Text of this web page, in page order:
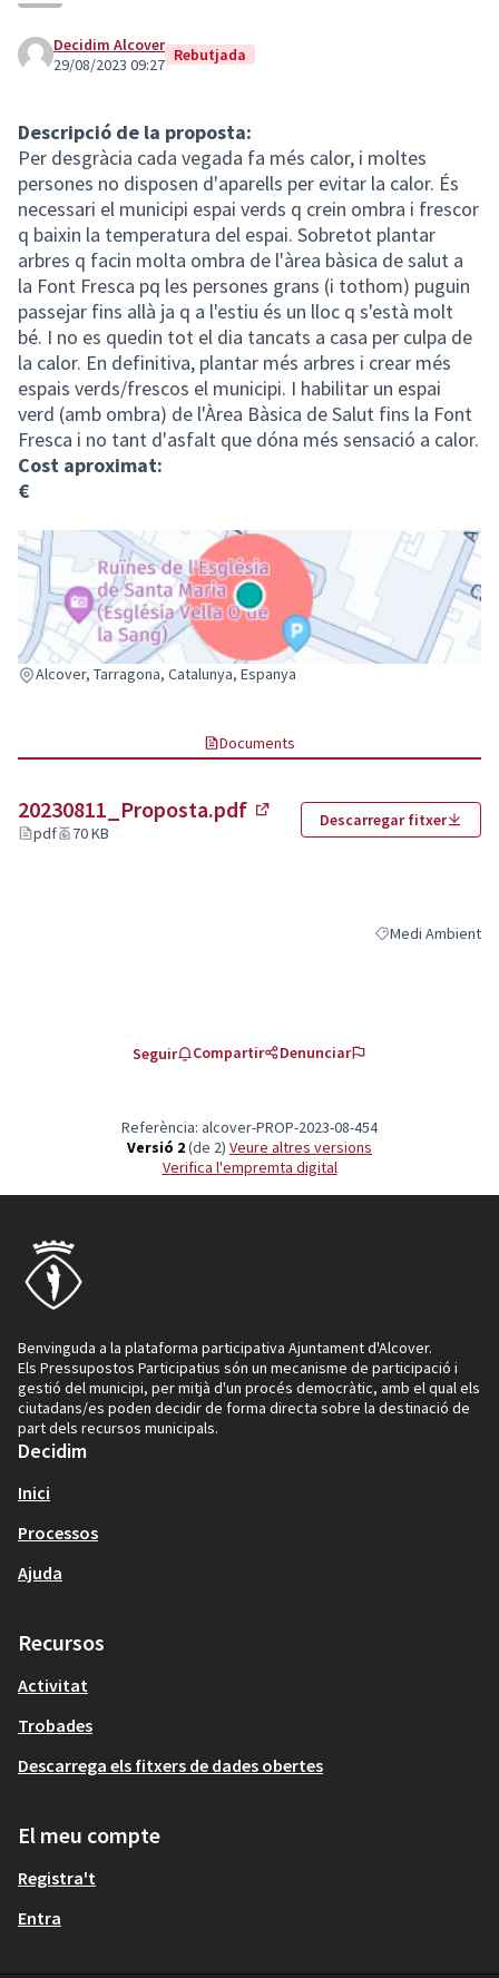
Decidim Alcover
29/08/2023 09:27 Rebutjada
Descripció de la proposta:
Per desgràcia cada vegada fa més calor, i moltes
persones no disposen d'aparells per evitar la calor. És
necessari el municipi espai verds q crein ombra i frescor
q baixin la temperatura del espai. Sobretot plantar
arbres q facin molta ombra de l'àrea bàsica de salut a
la Font Fresca pq les persones grans (i tothom) puguin
passejar fins allà ja q a l'estiu és un lloc q s'està molt
bé. I no es quedin tot el dia tancats a casa per culpa de
la calor. En definitiva, plantar més arbres i crear més
espais verds/frescos el municipi. I habilitar un espai
verd (amb ombra) de l'Àrea Bàsica de Salut fins la Font
Fresca i no tant d'asfalt que dóna més sensació a calor.
Cost aproximat:
€
Alcover, Tarragona, Catalunya, Espanya
(Enllaç extern)
Documents
20230811_Proposta.pdf
(Enllaç extern)
pdf 70 KB
Descarregar fitxer
Resultats al filtrar
Medi Ambient
Seguir Compartir Denunciar
Referència: alcover-PROP-2023-08-454
Versió 2(de 2)
veure altres versions
Verifica l'empremta digital
Benvinguda a la plataforma participativa Ajuntament d'Alcover.
Els Pressupostos Participatius són un mecanisme de participació i
gestió del municipi, per mitjà d'un procés democràtic, amb el qual els
ciutadans/es poden decidir de forma directa sobre la destinació de
part dels recursos municipals.
Decidim
Inici
Processos
Ajuda
Recursos
Activitat
Trobades
Descarrega els fitxers de dades obertes
El meu compte
Registra't
Entra